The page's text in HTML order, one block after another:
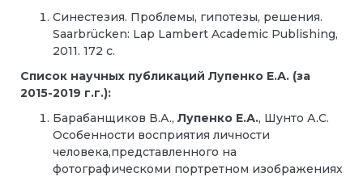
Синестезия. Проблемы, гипотезы, решения.
Saarbrücken: Lap Lambert Academic Publishing,
2011. 172 с.
Список научных публикаций Лупенко Е.А. (за
2015-2019 г.г.):
Барабанщиков В.А., Лупенко Е.А., Шунто А.С.
Особенности воcприятия личности
человека,представленного на
фотографическоми портретном изображениях